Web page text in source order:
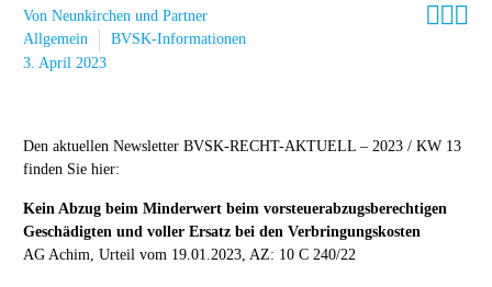

Von Neunkirchen und Partner
Allgemein
BVSK-Informationen
3. April 2023
Den aktuellen Newsletter BVSK-RECHT-AKTUELL – 2023 / KW 13
finden Sie hier:
Kein Abzug beim Minderwert beim vorsteuerabzugsberechtigen
Geschädigten und voller Ersatz bei den Verbringungskosten
AG Achim, Urteil vom 19.01.2023, AZ: 10 C 240/22